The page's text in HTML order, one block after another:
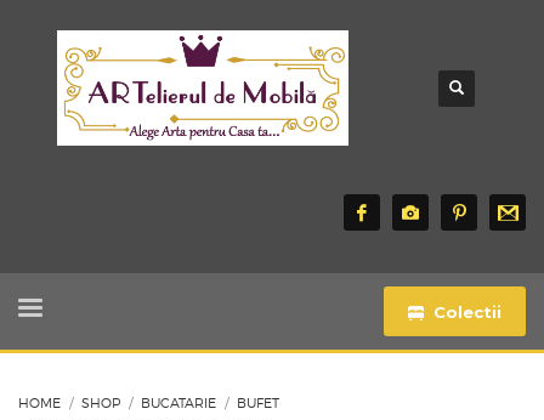
Colectii
HOME SHOP BUCATARIE
BUFET